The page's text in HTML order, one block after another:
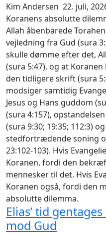
Kim Andersen 22. juli,
Koranens absolutte
Allah åbenbarede
vejledning fra Gud (sura
skulle dømme efter det,
(sura 5:47), og at
den tidligere skrift (sura
modsiger samtidig
Jesus og Hans guddom
(sura 4:157),
(sura 9:30; 19:35; 112:3)
stedfortrædende soning
23:102-103). Hvis
Koranen, fordi den
mennesker til det. Hvis
Koranen også, fordi den
absolutte dilemma.
Elias’ tid
mod Gud